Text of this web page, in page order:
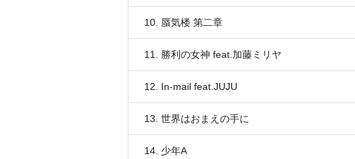
10. 蜃気楼 第二章
11. 勝利の女神 feat.加藤ミリヤ
12. In-mail feat.JUJU
13. 世界はおまえの手に
14. 少年A